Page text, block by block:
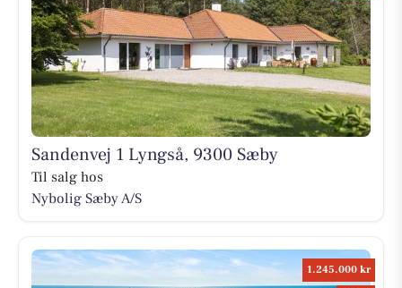
Sandenvej 1 Lyngså, 9300 Sæby
Til salg hos
Nybolig Sæby A/S
1.245.000 kr